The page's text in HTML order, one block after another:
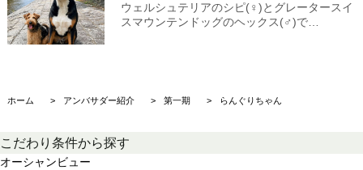
ウェルシュテリアのシピ(♀)とグレータースイ
スマウンテンドッグのヘックス(♂)で…
ホーム アンバサダー紹介 第一期 らんぐりちゃん
こだわり条件から探す
オーシャンビュー